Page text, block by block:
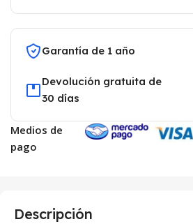
Garantía de 1 año
Devolución gratuita de
30 días
Medios de
pago
Descripción